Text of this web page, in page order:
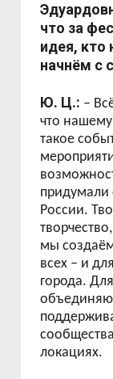
что за
идея, кто
начнём с
Ю. Ц.: –
что
такое
придумали
России.
мы
всех – и
города.
локациях.